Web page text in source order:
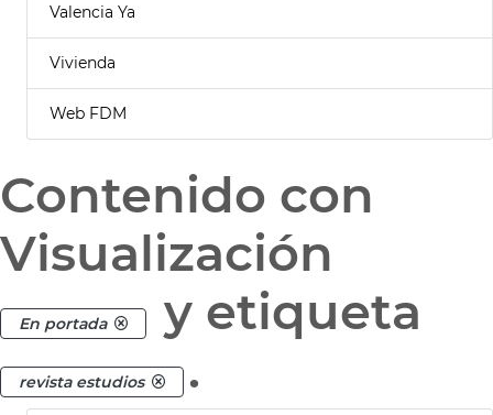
Valencia Ya
Vivienda
Web FDM
Contenido con
Visualización
En portada y etiqueta
revista estudios .